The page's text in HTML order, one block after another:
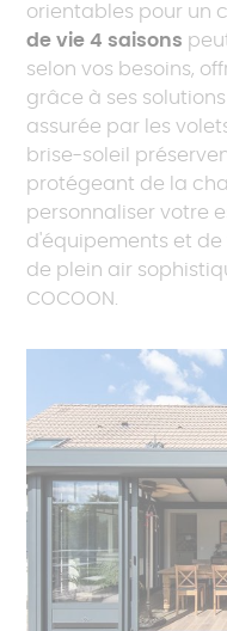
orientables pour un
de vie 4 saisons
selon vos besoins,
grâce à ses
assurée par les
brise-soleil
protégeant de la
personnaliser votre
d'équipements et de
de plein air
COCOON.